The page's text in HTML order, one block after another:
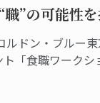
職”の可能性
ルドン・ブルー
「食職ワークシ
に関わる仕事、“